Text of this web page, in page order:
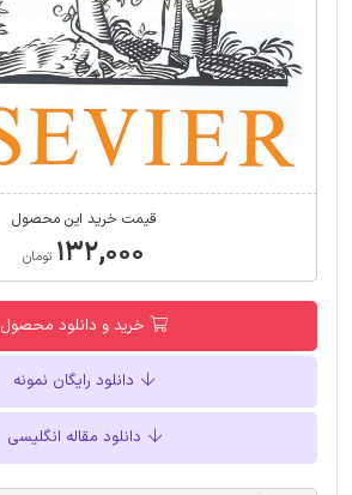
قیمت خرید این محصول
۱۳۲,۰۰۰ تومان
خرید و دانلود محصول
دانلود رایگان نمونه
دانلود مقاله انگلیسی